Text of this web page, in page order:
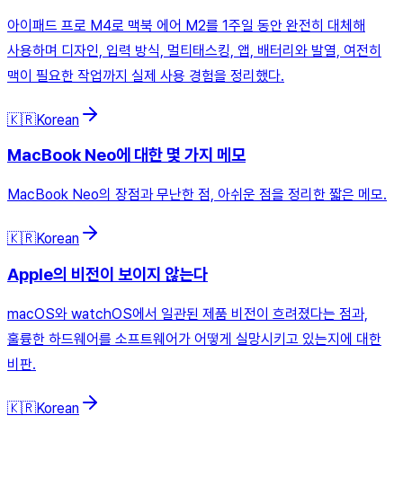
아이패드 프로 M4로 맥북 에어 M2를 1주일 동안 완전히 대체해
사용하며 디자인, 입력 방식, 멀티태스킹, 앱, 배터리와 발열, 여전히
맥이 필요한 작업까지 실제 사용 경험을 정리했다.
🇰🇷Korean
MacBook Neo에 대한 몇 가지 메모
MacBook Neo의 장점과 무난한 점, 아쉬운 점을 정리한 짧은 메모.
🇰🇷Korean
Apple의 비전이 보이지 않는다
macOS와 watchOS에서 일관된 제품 비전이 흐려졌다는 점과,
훌륭한 하드웨어를 소프트웨어가 어떻게 실망시키고 있는지에 대한
비판.
🇰🇷Korean